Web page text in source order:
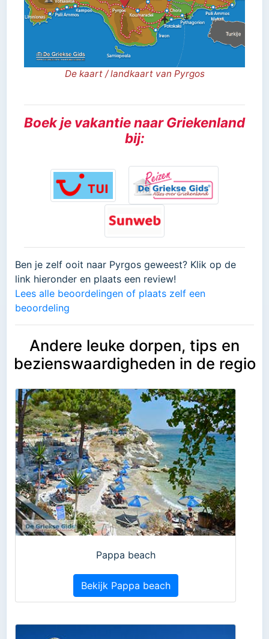
De kaart / landkaart van Pyrgos
Boek je vakantie naar Griekenland
bij:
Ben je zelf ooit naar Pyrgos geweest? Klik op de
link hieronder en plaats een review!
Lees alle beoordelingen of plaats zelf een
beoordeling
Andere leuke dorpen, tips en
bezienswaardigheden in de regio
Pappa beach
Bekijk Pappa beach